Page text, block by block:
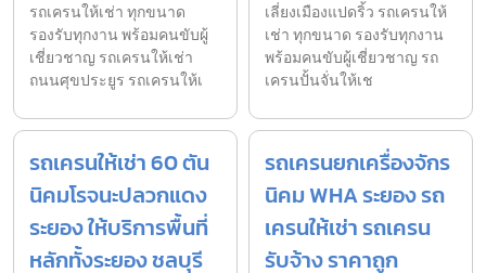
รถเครนให้เช่า ทุกขนาด
รองรับทุกงาน พร้อมคนขับผู้
เชี่ยวชาญ รถเครนให้เช่า
ถนนศุขประยูร รถเครนให้เ
เลี่ยงเมืองแปดริ้ว รถเครนให้
เช่า ทุกขนาด รองรับทุกงาน
พร้อมคนขับผู้เชี่ยวชาญ รถ
เครนปั้นจั่นให้เช
รถเครนให้เช่า 60 ตัน
นิคมโรจนะปลวกแดง
ระยอง ให้บริการพื้นที่
หลักทั้งระยอง ชลบุรี
รถเครนยกเครื่องจักร
นิคม WHA ระยอง รถ
เครนให้เช่า รถเครน
รับจ้าง ราคาถูก